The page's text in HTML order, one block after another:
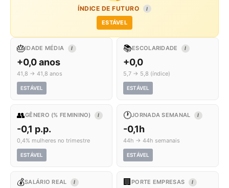
ÍNDICE DE FUTURO I
ESTÁVEL
🎂IDADE MÉDIA I
+0,0 anos
41,8 → 41,8 anos
ESTÁVEL
📚ESCOLARIDADE I
+0,0
5,7 → 5,8 (índice)
ESTÁVEL
👥GÊNERO (% FEMININO) I
-0,1 p.p.
0,4% mulheres no trimestre
ESTÁVEL
🕐JORNADA SEMANAL I
-0,1h
44h → 44h semanais
ESTÁVEL
💰SALÁRIO REAL I 🏢 PORTE EMPRESAS I